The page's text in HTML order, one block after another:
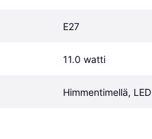
E27
11.0 watti
Himmentimellä, LED